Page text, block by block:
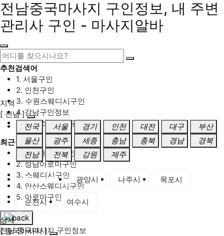
전남중국마사지 구인정보, 내 주변
관리사 구인 - 마사지알바
추천검색어
1. 서울구인
2. 인천구인
3. 수원스웨디시구인
4. 강남구인정보
5. 동탄스웨디시구인
최근검색어
1. 일산마사지구인
2. 성남아로마구인
3. 스웨디시구인
4. 안산스웨디시구인
5. 아로마구인
전남 중국마사지 구인정보
지역
[ 전남 ]
전국
서울 경기 인천 대전 대구
부산
울산
광주 세종 충남 충북 경남
경북
전남
전북 강원 제주
전남 전체 광양시 나주시 목포시
순천시
여수시
상세
[ 중국마사지 ]